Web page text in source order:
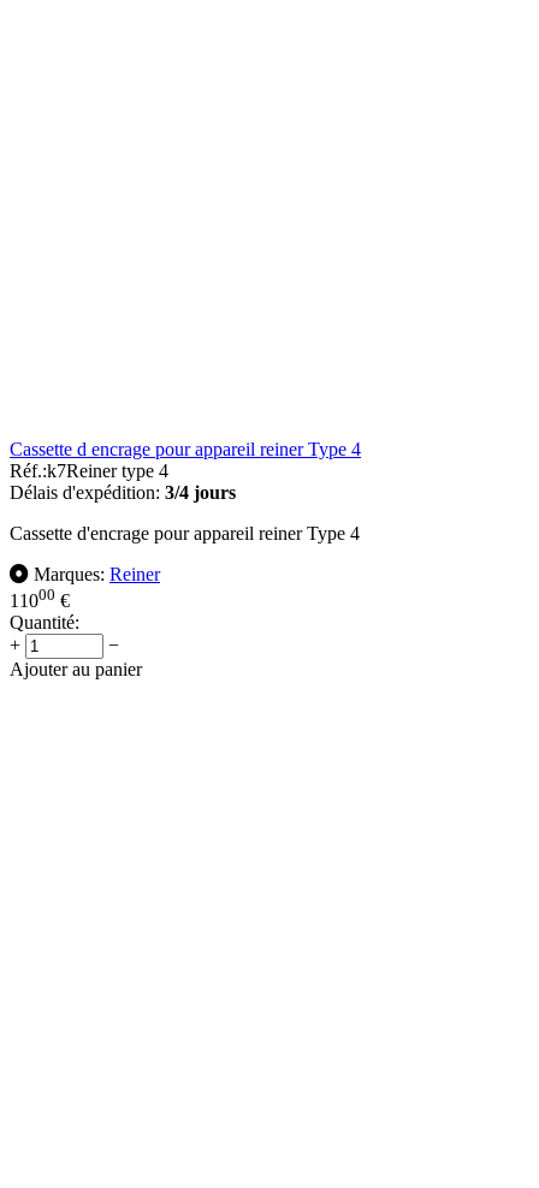
Cassette d encrage pour appareil reiner Type 4
Réf.:k7Reiner type 4
Délais d'expédition: 3/4 jours
Cassette d'encrage pour appareil reiner Type 4
Marques: Reiner
11000 €
Quantité:
+
−
Ajouter au panier